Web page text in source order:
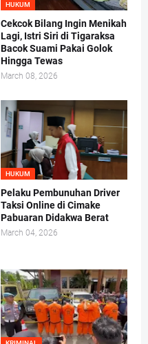
HUKUM
Cekcok Bilang Ingin Menikah
Lagi, Istri Siri di Tigaraksa
Bacok Suami Pakai Golok
Hingga Tewas
March 08, 2026
HUKUM
Pelaku Pembunuhan Driver
Taksi Online di Cimake
Pabuaran Didakwa Berat
March 04, 2026